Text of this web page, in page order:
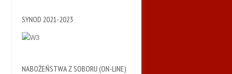
SYNOD 2021-2023
NABOŻEŃSTWA Z SOBORU (ON-LINE)